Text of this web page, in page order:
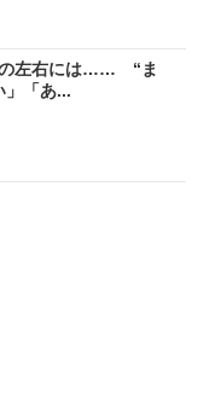
の左右には…… “ま
」「あ...